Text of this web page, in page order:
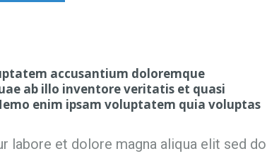
accusantium doloremque
ab illo inventore veritatis et quasi
enim ipsam voluptatem quia voluptas
labore et dolore magna aliqua elit sed do